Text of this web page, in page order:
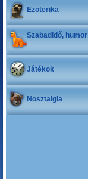
Ezoterika
Szabadidő, humor
Játékok
Nosztalgia